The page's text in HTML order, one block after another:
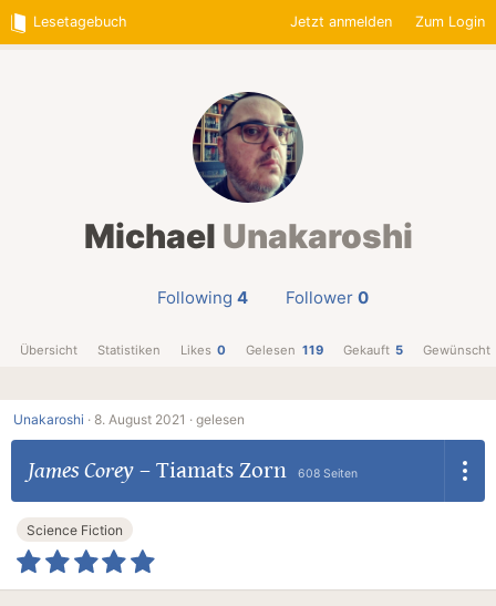
Lesetagebuch Jetzt anmelden Zum Login
Michael Unakaroshi
Following 4 Follower 0
Übersicht Statistiken Likes 0 Gelesen 119 Gekauft 5 Gewünscht
Unakaroshi · 8. August 2021 · gelesen
James Corey– Tiamats Zorn 608 Seiten
Science Fiction